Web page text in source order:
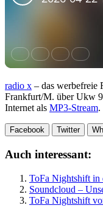
radio x – das werbefreie
Frankfurt/M. über Ukw
Internet als MP3-Stream.
Facebook Twitter
Auch interessant:
ToFa Nightshift in
Soundcloud –
ToFa Nightshift